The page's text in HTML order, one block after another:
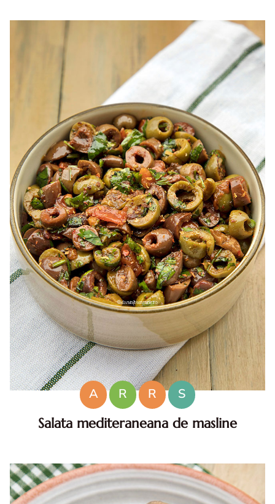
in trei culori. cum faci pilaf
A R R
S
Salata mediteraneana de masline
de masline? Salata de masline. masline.